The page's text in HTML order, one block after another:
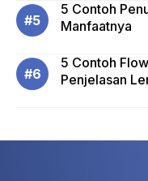
5 Contoh
Manfaatnya
5 Contoh
Penjelasan